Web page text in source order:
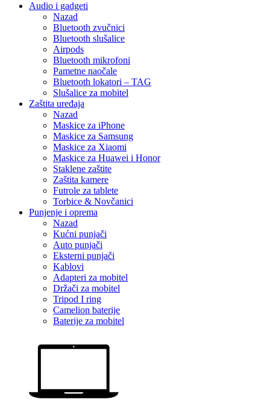
Audio i gadgeti
Nazad
Bluetooth zvučnici
Bluetooth slušalice
Airpods
Bluetooth mikrofoni
Pametne naočale
Bluetooth lokatori – TAG
Slušalice za mobitel
Zaštita uređaja
Nazad
Maskice za iPhone
Maskice za Samsung
Maskice za Xiaomi
Maskice za Huawei i Honor
Staklene zaštite
Zaštita kamere
Futrole za tablete
Torbice & Novčanici
Punjenje i oprema
Nazad
Kućni punjači
Auto punjači
Eksterni punjači
Kablovi
Adapteri za mobitel
Držači za mobitel
Tripod I ring
Camelion baterije
Baterije za mobitel